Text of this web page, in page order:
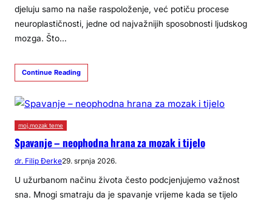
djeluju samo na naše raspoloženje, već potiču procese
neuroplastičnosti, jedne od najvažnijih sposobnosti ljudskog
mozga. Što…
Continue Reading
moj.mozak teme
Spavanje – neophodna hrana za mozak i tijelo
dr. Filip Đerke29. srpnja 2026.
U užurbanom načinu života često podcjenjujemo važnost
sna. Mnogi smatraju da je spavanje vrijeme kada se tijelo